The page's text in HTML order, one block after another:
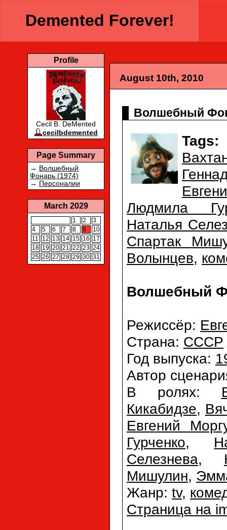
Demented Forever!
Profile
Cecil B. DeMented
cecilbdemented
Page Summary
→ Волшебный
Фонарь (1974)
→ Персоналии
March 2029
1 2
3
4
5 6 7 8 9
10
11
12 13 14 15 16
17
18 19 20 21 22 23 24
25 26 27 28 29 30 31
August 10th, 2010
Волшебный
Tags:
Людмила
Наталья
Спартак
Волынцев,
Волшебный
Режиссёр:
Страна: СССР
Год выпуска:
Автор
В ролях:
Кикабидзе,
Евгений
Гурченко,
Селезнева,
Мишулин,
Жанр: tv,
Страница на